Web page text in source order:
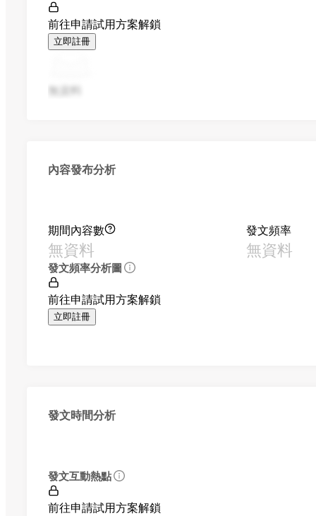
前往申請試用方案解鎖
立即註冊
無資料
內容發布分析
期間內容數
無資料
發文頻率
無資料
發文頻率分析圖
前往申請試用方案解鎖
立即註冊
發文時間分析
發文互動熱點
前往申請試用方案解鎖